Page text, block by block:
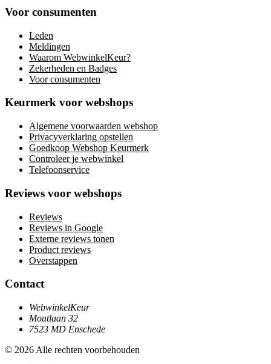
Voor consumenten
Leden
Meldingen
Waarom WebwinkelKeur?
Zekerheden en Badges
Voor consumenten
Keurmerk voor webshops
Algemene voorwaarden webshop
Privacyverklaring opstellen
Goedkoop Webshop Keurmerk
Controleer je webwinkel
Telefoonservice
Reviews voor webshops
Reviews
Reviews in Google
Externe reviews tonen
Product reviews
Overstappen
Contact
WebwinkelKeur
Moutlaan 32
7523 MD Enschede
© 2026 Alle rechten voorbehouden